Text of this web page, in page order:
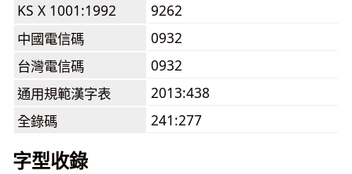
KS X 1001:1992
9262
中國電信碼
0932
台灣電信碼
0932
通用規範漢字表
2013:438
全錄碼
241:277
字型收錄